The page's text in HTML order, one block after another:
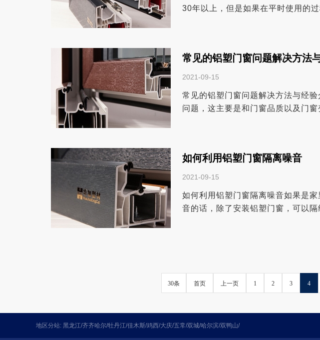
30年以上，但是如果在平时使用的
常见的铝塑门窗问题解决方法
2021-09-15
常见的铝塑门窗问题解决方法与经
问题，这主要是和门窗品质以及门
如何利用铝塑门窗隔离噪音
2021-09-15
如何利用铝塑门窗隔离噪音如果是
音的话，除了安装铝塑门窗，可以
30条 首页 上一页 1 2 3 4
地区分站: 黑龙江/齐齐哈尔/牡丹江/佳木斯/鸡西/大庆/五常/双城/哈尔滨/双鸭山/